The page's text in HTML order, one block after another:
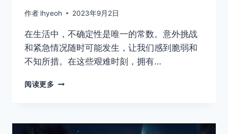
作者 lhyeoh 2023年9月2日
在生活中，不确定性是唯一的常数。意外挑战
和紧急情况随时可能发生，让我们感到脆弱和
不知所措。在这些艰难时刻，拥有…
阅读更多
需